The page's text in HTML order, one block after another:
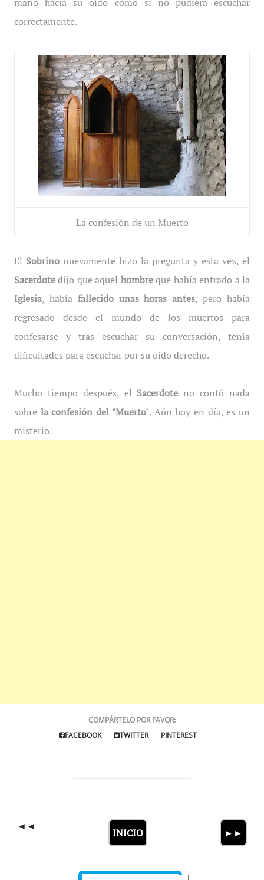
correctamente.
La confesión de un Muerto
El Sobrino nuevamente hizo la pregunta y esta vez, el
Sacerdotedijo que aquel hombreque había entrado a la
Iglesia, había fallecido unas horas antes, pero había
regresado desde el mundo de los muertos para
confesarse y tras escuchar su conversación, tenia
dificultades para escuchar por su oído derecho.
Mucho tiempo después, el Sacerdoteno contó nada
sobre la confesión del "Muerto". Aún hoy en día, es un
misterio.
COMPÁRTELO POR FAVOR:
FACEBOOK
TWITTER PINTEREST
◄◄
►►
INICIO